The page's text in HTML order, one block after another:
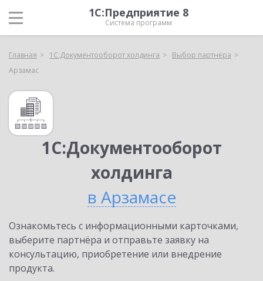
1С:Предприятие 8
Система программ
Главная 1С:Документооборот холдинга
Выбор партнёра
Арзамас
1С:Документооборот
холдинга
в Арзамасе
Ознакомьтесь с информационными карточками,
выберите партнёра и отправьте заявку на
консультацию, приобретение или внедрение
продукта.